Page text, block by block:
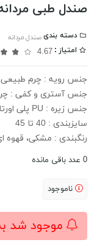
صندل طبی
دسته بندی صندل مردانه
امتیاز : 4.67
جنس رویه : چرم
جنس آستری و کفی :
جنس زیره : PU پلی اورتان
سایزبندی : 40 تا 45
رنگبندی : مشکی، قهوه
0 عدد باقی مانده
ناموجود
موجود شد